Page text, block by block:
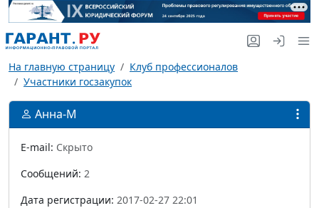
На главную страницу
Клуб профессионалов
Участники госзакупок
Анна-М
E-mail: Скрыто
Сообщений: 2
Дата регистрации: 2017-02-27 22:01